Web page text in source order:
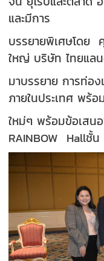
และมีการ
บรรยายพิเศษโดย
ใหญ่ บริษัทไทยแล
มาบรรยาย การท่อ
ภายในประเทศ พร้
ใหม่ๆ พร้อมข้อเส
RAINBOW Hallชั้น